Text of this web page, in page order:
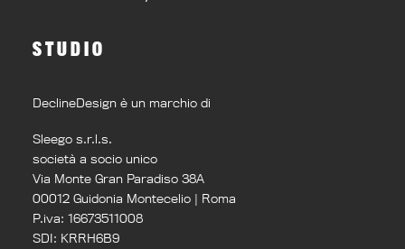
STUDIO
DeclineDesign è un marchio di
Sleego s.r.l.s.
società a socio unico
Via Monte Gran Paradiso 38A
00012 Guidonia Montecelio | Roma
P.iva: 16673511008
SDI: KRRH6B9